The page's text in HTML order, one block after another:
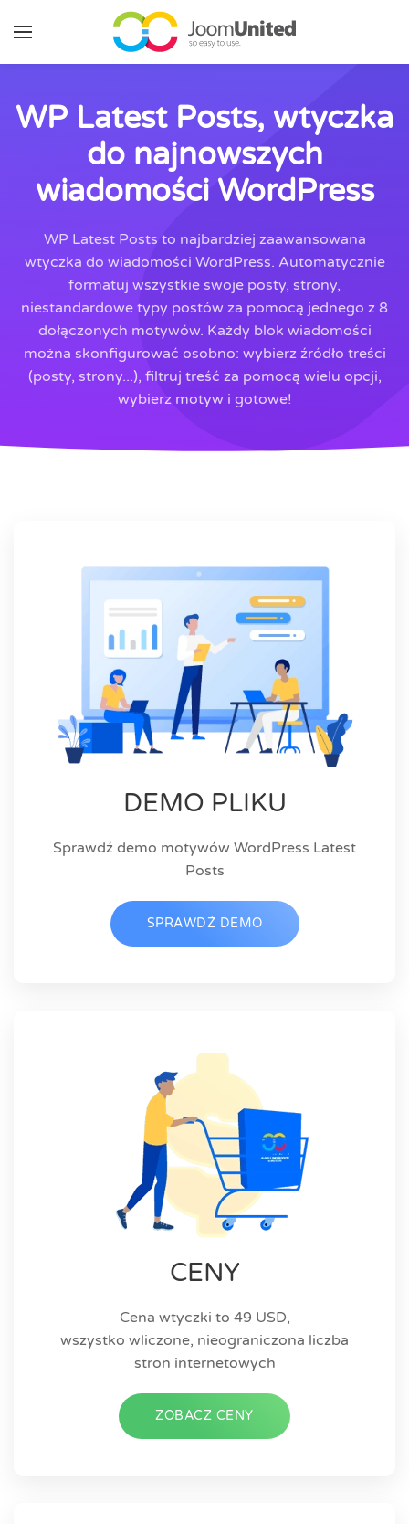
Przejdź do głównej zawartości
WP Latest Posts, wtyczka
do najnowszych
wiadomości WordPress
WP Latest Posts to najbardziej zaawansowana
wtyczka do wiadomości WordPress. Automatycznie
formatuj wszystkie swoje posty, strony,
niestandardowe typy postów za pomocą jednego z 8
dołączonych motywów. Każdy blok wiadomości
można skonfigurować osobno: wybierz źródło treści
(posty, strony...), filtruj treść za pomocą wielu opcji,
wybierz motyw i gotowe!
DEMO PLIKU
Sprawdź demo motywów WordPress Latest
Posts
SPRAWDŹ DEMO
CENY
Cena wtyczki to 49 USD,
wszystko wliczone, nieograniczona liczba
stron internetowych
ZOBACZ CENY